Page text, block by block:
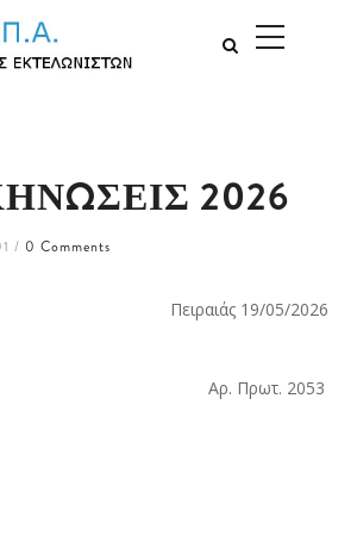
MAIN
2026
/ 0 Comments
19/05/2026
2053